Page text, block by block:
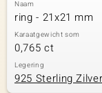
Naam
ring - 21x21 mm
Karaatgewicht som
0,765 ct
Legering
925 Sterling Zilver